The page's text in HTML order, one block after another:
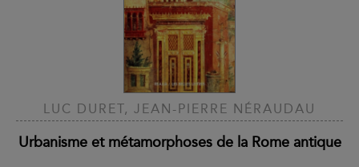
LUC DURET, JEAN-PIERRE NÉRAUDAU
Urbanisme et métamorphoses de la Rome antique